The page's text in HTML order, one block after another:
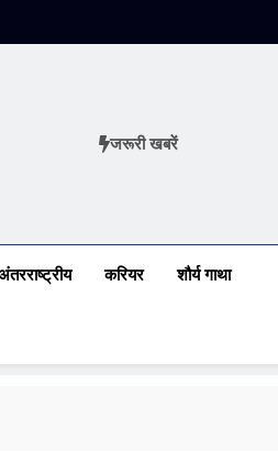
जरूरी खबरें
करियर शौर्य गाथा